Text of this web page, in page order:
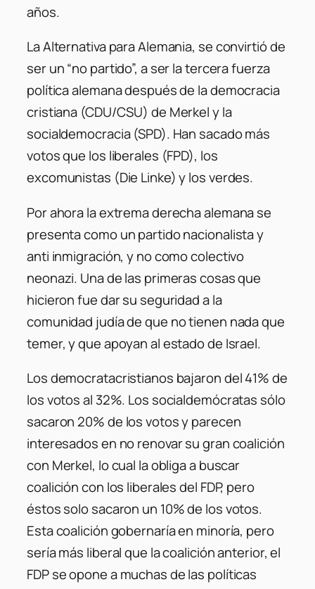
años.
La Alternativa para Alemania, se convirtió de
ser un “no partido”, a ser la tercera fuerza
política alemana después de la democracia
cristiana (CDU/CSU) de Merkel y la
socialdemocracia (SPD). Han sacado más
votos que los liberales (FPD), los
excomunistas (Die Linke) y los verdes.
Por ahora la extrema derecha alemana se
presenta como un partido nacionalista y
anti inmigración, y no como colectivo
neonazi. Una de las primeras cosas que
hicieron fue dar su seguridad a la
comunidad judía de que no tienen nada que
temer, y que apoyan al estado de Israel.
Los democratacristianos bajaron del 41% de
los votos al 32%. Los socialdemócratas sólo
sacaron 20% de los votos y parecen
interesados en no renovar su gran coalición
con Merkel, lo cual la obliga a buscar
coalición con los liberales del FDP, pero
éstos solo sacaron un 10% de los votos.
Esta coalición gobernaría en minoría, pero
sería más liberal que la coalición anterior, el
FDP se opone a muchas de las políticas